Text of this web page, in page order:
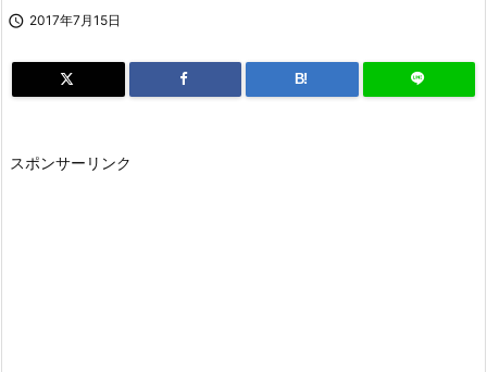
 2017年7月15日
B!
スポンサーリンク